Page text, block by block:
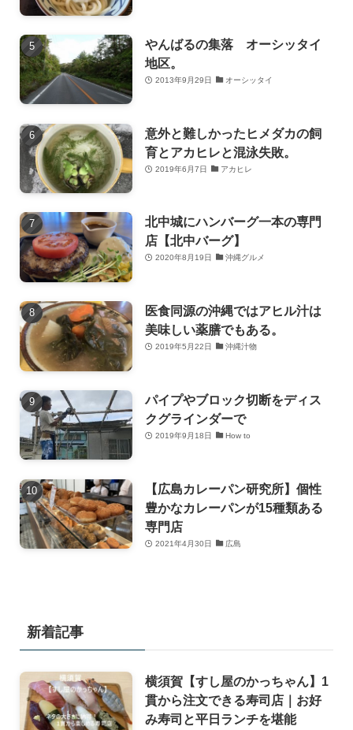
やんばるの集落 オーシッタイ
地区。
2013年9月29日 オーシッタイ
意外と難しかったヒメダカの飼
育とアカヒレと混泳失敗。
2019年6月7日 アカヒレ
北中城にハンバーグ一本の専門
店【北中バーグ】
2020年8月19日 沖縄グルメ
医食同源の沖縄ではアヒル汁は
美味しい薬膳でもある。
2019年5月22日 沖縄汁物
パイプやブロック切断をディス
クグラインダーで
2019年9月18日 How to
【広島カレーパン研究所】個性
豊かなカレーパンが15種類ある
専門店
2021年4月30日 広島
新着記事
横須賀【すし屋のかっちゃん】1
貫から注文できる寿司店｜お好
み寿司と平日ランチを堪能